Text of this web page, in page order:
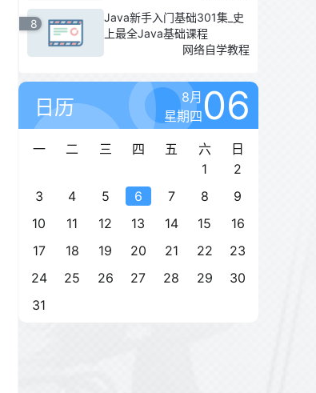
8
Java新手入门基础301集_史
上最全Java基础课程
网络自学教程
日历
8月
星期四06
一 二 三 四 五 六
日
1
2
3
4 5 6 7 8
9
10
11 12 13 14 15
16
17
18 19 20 21 22
23
24
25 26 27 28 29
30
31